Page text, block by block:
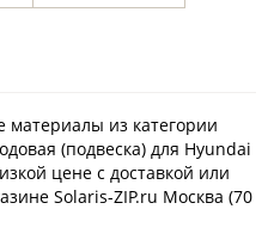
материалы из категории
(подвеска) для Hyundai
цене с доставкой или
Solaris-ZIP.ru Москва (70